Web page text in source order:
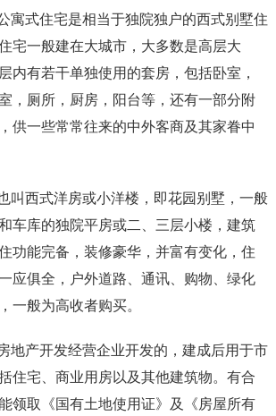
寓式住宅是相当于独院独户的西式别墅住
宅一般建在大城市，大多数是高层大
内有若干单独使用的套房，包括卧室，
，厕所，厨房，阳台等，还有一部分附
供一些常常往来的中外客商及其家眷中
叫西式洋房或小洋楼，即花园别墅，一般
车库的独院平房或二、三层小楼，建筑
功能完备，装修豪华，并富有变化，住
应俱全，户外道路、通讯、购物、绿化
一般为高收者购买。
地产开发经营企业开发的，建成后用于市
住宅、商业用房以及其他建筑物。有合
领取《国有土地使用证》及《房屋所有